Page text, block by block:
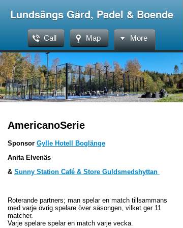
Lundsängs Gård, Padel & Boende
Call Map More
AmericanoSerie
Sponsor Gylle Hotell Boglänge
Anita Elvenäs
& Sunny Station Café & Store Guldsmedshyttan
Roterande partners; man spelar en match tillsammans
med varje övrig spelare över säsongen, vilket ger 11
matcher.
Varje spelare spelar en match varje vecka.